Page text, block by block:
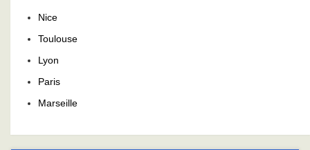
Nice
Toulouse
Lyon
Paris
Marseille